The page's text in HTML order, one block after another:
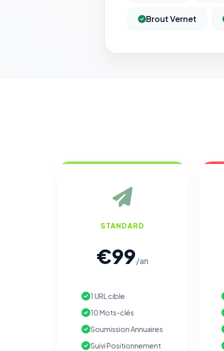
Brout Vernet
STANDARD
€99/an
1 URL cible
10 Mots-clés
Soumission Annuaires
Suivi Positionnement